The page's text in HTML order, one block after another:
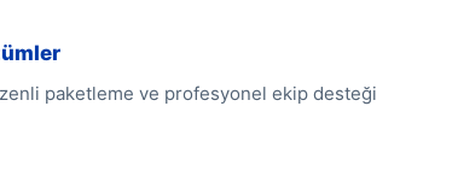
paketleme ve profesyonel ekip desteği